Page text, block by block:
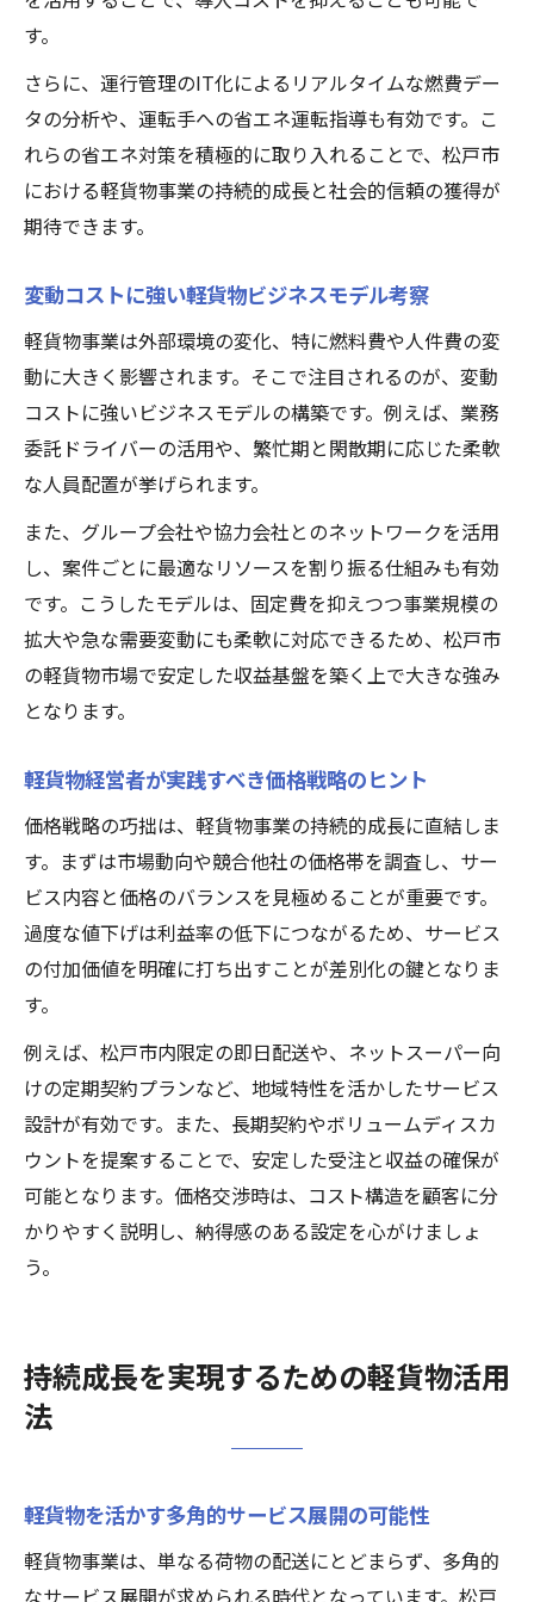
す。
さらに、運行管理のIT化によるリアルタイムな燃費デー
タの分析や、運転手への省エネ運転指導も有効です。こ
れらの省エネ対策を積極的に取り入れることで、松戸市
における軽貨物事業の持続的成長と社会的信頼の獲得が
期待できます。
変動コストに強い軽貨物ビジネスモデル考察
軽貨物事業は外部環境の変化、特に燃料費や人件費の変
動に大きく影響されます。そこで注目されるのが、変動
コストに強いビジネスモデルの構築です。例えば、業務
委託ドライバーの活用や、繁忙期と閑散期に応じた柔軟
な人員配置が挙げられます。
また、グループ会社や協力会社とのネットワークを活用
し、案件ごとに最適なリソースを割り振る仕組みも有効
です。こうしたモデルは、固定費を抑えつつ事業規模の
拡大や急な需要変動にも柔軟に対応できるため、松戸市
の軽貨物市場で安定した収益基盤を築く上で大きな強み
となります。
軽貨物経営者が実践すべき価格戦略のヒント
価格戦略の巧拙は、軽貨物事業の持続的成長に直結しま
す。まずは市場動向や競合他社の価格帯を調査し、サー
ビス内容と価格のバランスを見極めることが重要です。
過度な値下げは利益率の低下につながるため、サービス
の付加価値を明確に打ち出すことが差別化の鍵となりま
す。
例えば、松戸市内限定の即日配送や、ネットスーパー向
けの定期契約プランなど、地域特性を活かしたサービス
設計が有効です。また、長期契約やボリュームディスカ
ウントを提案することで、安定した受注と収益の確保が
可能となります。価格交渉時は、コスト構造を顧客に分
かりやすく説明し、納得感のある設定を心がけましょ
う。
持続成長を実現するための軽貨物活用
法
軽貨物を活かす多角的サービス展開の可能性
軽貨物事業は、単なる荷物の配送にとどまらず、多角的
なサービス展開が求められる時代となっています。松戸